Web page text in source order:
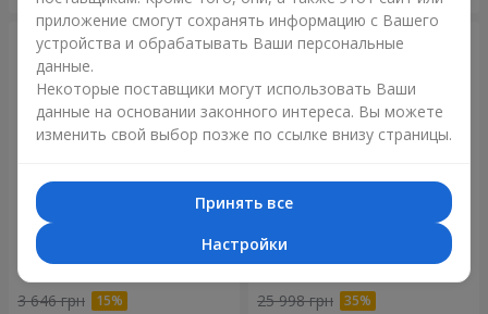
Корзина альстромерий
"Акварель"
3 646 грн
301 красная роза
25 998 грн
приложение смогут сохранять информацию с Вашего
устройства и обрабатывать Ваши персональные
данные.
Некоторые поставщики могут использовать Ваши
данные на основании законного интереса. Вы можете
изменить свой выбор позже по ссылке внизу страницы.
Принять все
Настройки